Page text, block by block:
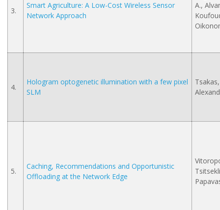
3.
Smart Agriculture: A Low-Cost Wireless Sensor
Network Approach
A.,
4.
Hologram optogenetic illumination with a few pixel
SLM
5.
Caching, Recommendations and Opportunistic
Offloading at the Network Edge